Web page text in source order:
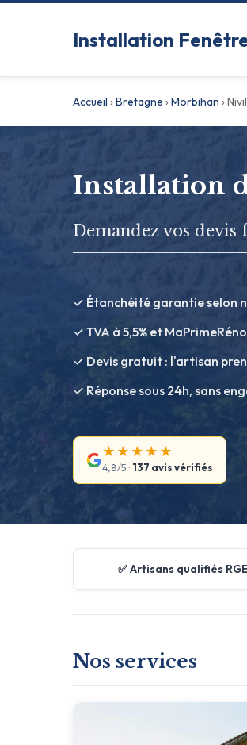
Installation
Accueil ›Bretagne ›Morbihan ›
Installation
Demandez vos
✓ Étanchéité garantie selon
✓ TVA à 5,5% et
✓ Devis gratuit : l'artisan
✓ Réponse sous 24h, sans
★★★★★
4,8/5 · 137 avis vérifiés
✅ Artisans qualifiés RGE
Nos services